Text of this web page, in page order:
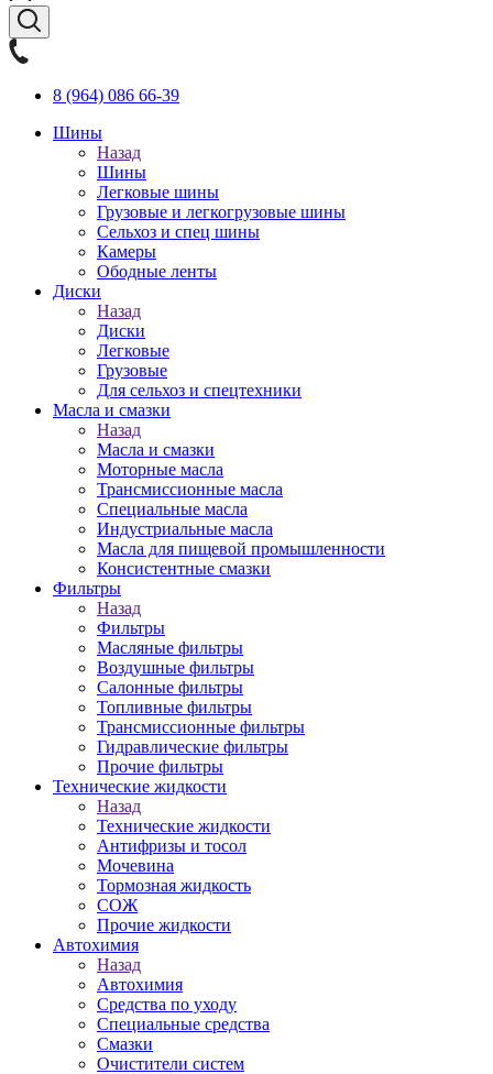
8 (964) 086 66-39
Шины
Назад
Шины
Легковые шины
Грузовые и легкогрузовые шины
Сельхоз и спец шины
Камеры
Ободные ленты
Диски
Назад
Диски
Легковые
Грузовые
Для сельхоз и спецтехники
Масла и смазки
Назад
Масла и смазки
Моторные масла
Трансмиссионные масла
Специальные масла
Индустриальные масла
Масла для пищевой промышленности
Консистентные смазки
Фильтры
Назад
Фильтры
Масляные фильтры
Воздушные фильтры
Салонные фильтры
Топливные фильтры
Трансмиссионные фильтры
Гидравлические фильтры
Прочие фильтры
Технические жидкости
Назад
Технические жидкости
Антифризы и тосол
Мочевина
Тормозная жидкость
СОЖ
Прочие жидкости
Автохимия
Назад
Автохимия
Средства по уходу
Специальные средства
Смазки
Очистители систем